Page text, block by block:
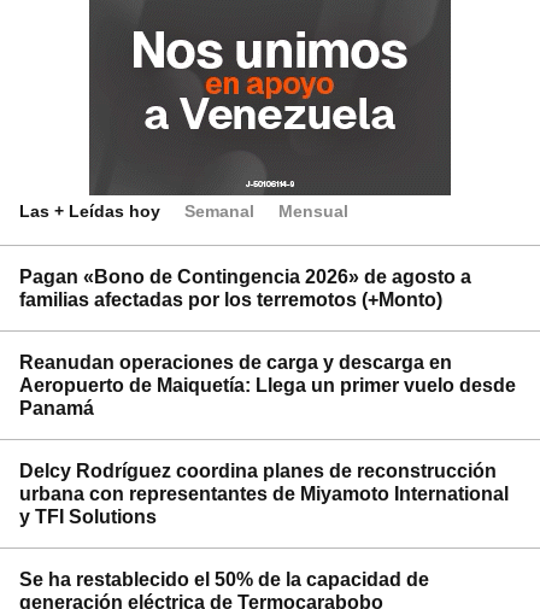
Las + Leídas hoy Semanal Mensual
Pagan «Bono de Contingencia 2026» de agosto a
familias afectadas por los terremotos (+Monto)
Reanudan operaciones de carga y descarga en
Aeropuerto de Maiquetía: Llega un primer vuelo desde
Panamá
Delcy Rodríguez coordina planes de reconstrucción
urbana con representantes de Miyamoto International
y TFI Solutions
Se ha restablecido el 50% de la capacidad de
generación eléctrica de Termocarabobo